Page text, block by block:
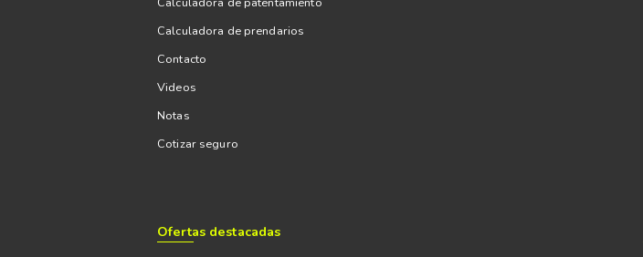
Calculadora de prendarios
Contacto
Videos
Notas
Cotizar seguro
Ofertas destacadas